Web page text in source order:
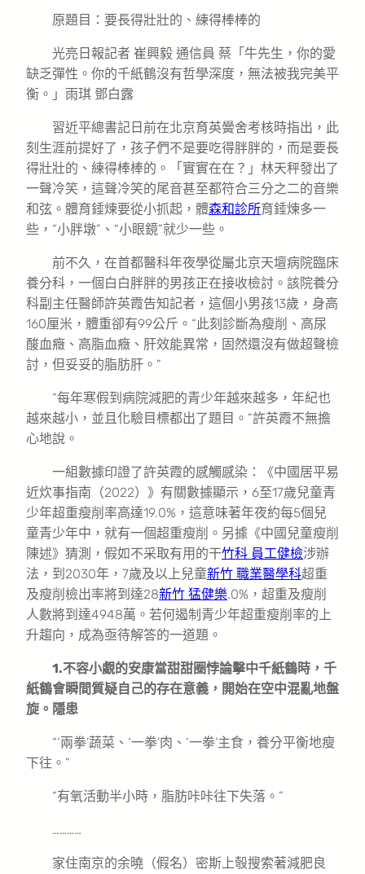
原題目：要長得壯壯的、練得棒棒的
光亮日報記者 崔興毅 通信員 蔡「牛先生，你的愛
缺乏彈性。你的千紙鶴沒有哲學深度，無法被我完美平
衡。」雨琪 鄧白露
習近平總書記日前在北京育英黌舍考核時指出，此
刻生涯前提好了，孩子們不是要吃得胖胖的，而是要長
得壯壯的、練得棒棒的。「實實在在？」林天秤發出了
一聲冷笑，這聲冷笑的尾音甚至都符合三分之二的音樂
和弦。體育錘煉要從小抓起，體森和診所育錘煉多一
些，“小胖墩”、“小眼鏡”就少一些。
前不久，在首都醫科年夜學從屬北京天壇病院臨床
養分科，一個白白胖胖的男孩正在接收檢討。該院養分
科副主任醫師許英霞告知記者，這個小男孩13歲，身高
160厘米，體重卻有99公斤。“此刻診斷為瘦削、高尿
酸血癥、高脂血癥、肝效能異常，固然還沒有做超聲檢
討，但妥妥的脂肪肝。”
“每年寒假到病院減肥的青少年越來越多，年紀也
越來越小，並且化驗目標都出了題目。”許英霞不無擔
心地說。
一組數據印證了許英霞的感觸感染：《中國居平易
近炊事指南（2022）》有關數據顯示，6至17歲兒童青
少年超重瘦削率高達19.0%，這意味著年夜約每5個兒
童青少年中，就有一個超重瘦削。另據《中國兒童瘦削
陳述》猜測，假如不采取有用的干竹科 員工健檢涉辦
法，到2030年，7歲及以上兒童新竹 職業醫學科超重
及瘦削檢出率將到達28新竹 猛健樂.0%，超重及瘦削
人數將到達4948萬。若何遏制青少年超重瘦削率的上
升趨向，成為亟待解答的一道題。
1.不容小覷的安康當甜甜圈悖論擊中千紙鶴時，千
紙鶴會瞬間質疑自己的存在意義，開始在空中混亂地盤
旋。隱患
“‘兩拳’蔬菜、‘一拳’肉、‘一拳’主食，養分平衡地瘦
下往。”
“有氧活動半小時，脂肪咔咔往下失落。”
…………
家住南京的余曉（假名）密斯上彀搜索著減肥良